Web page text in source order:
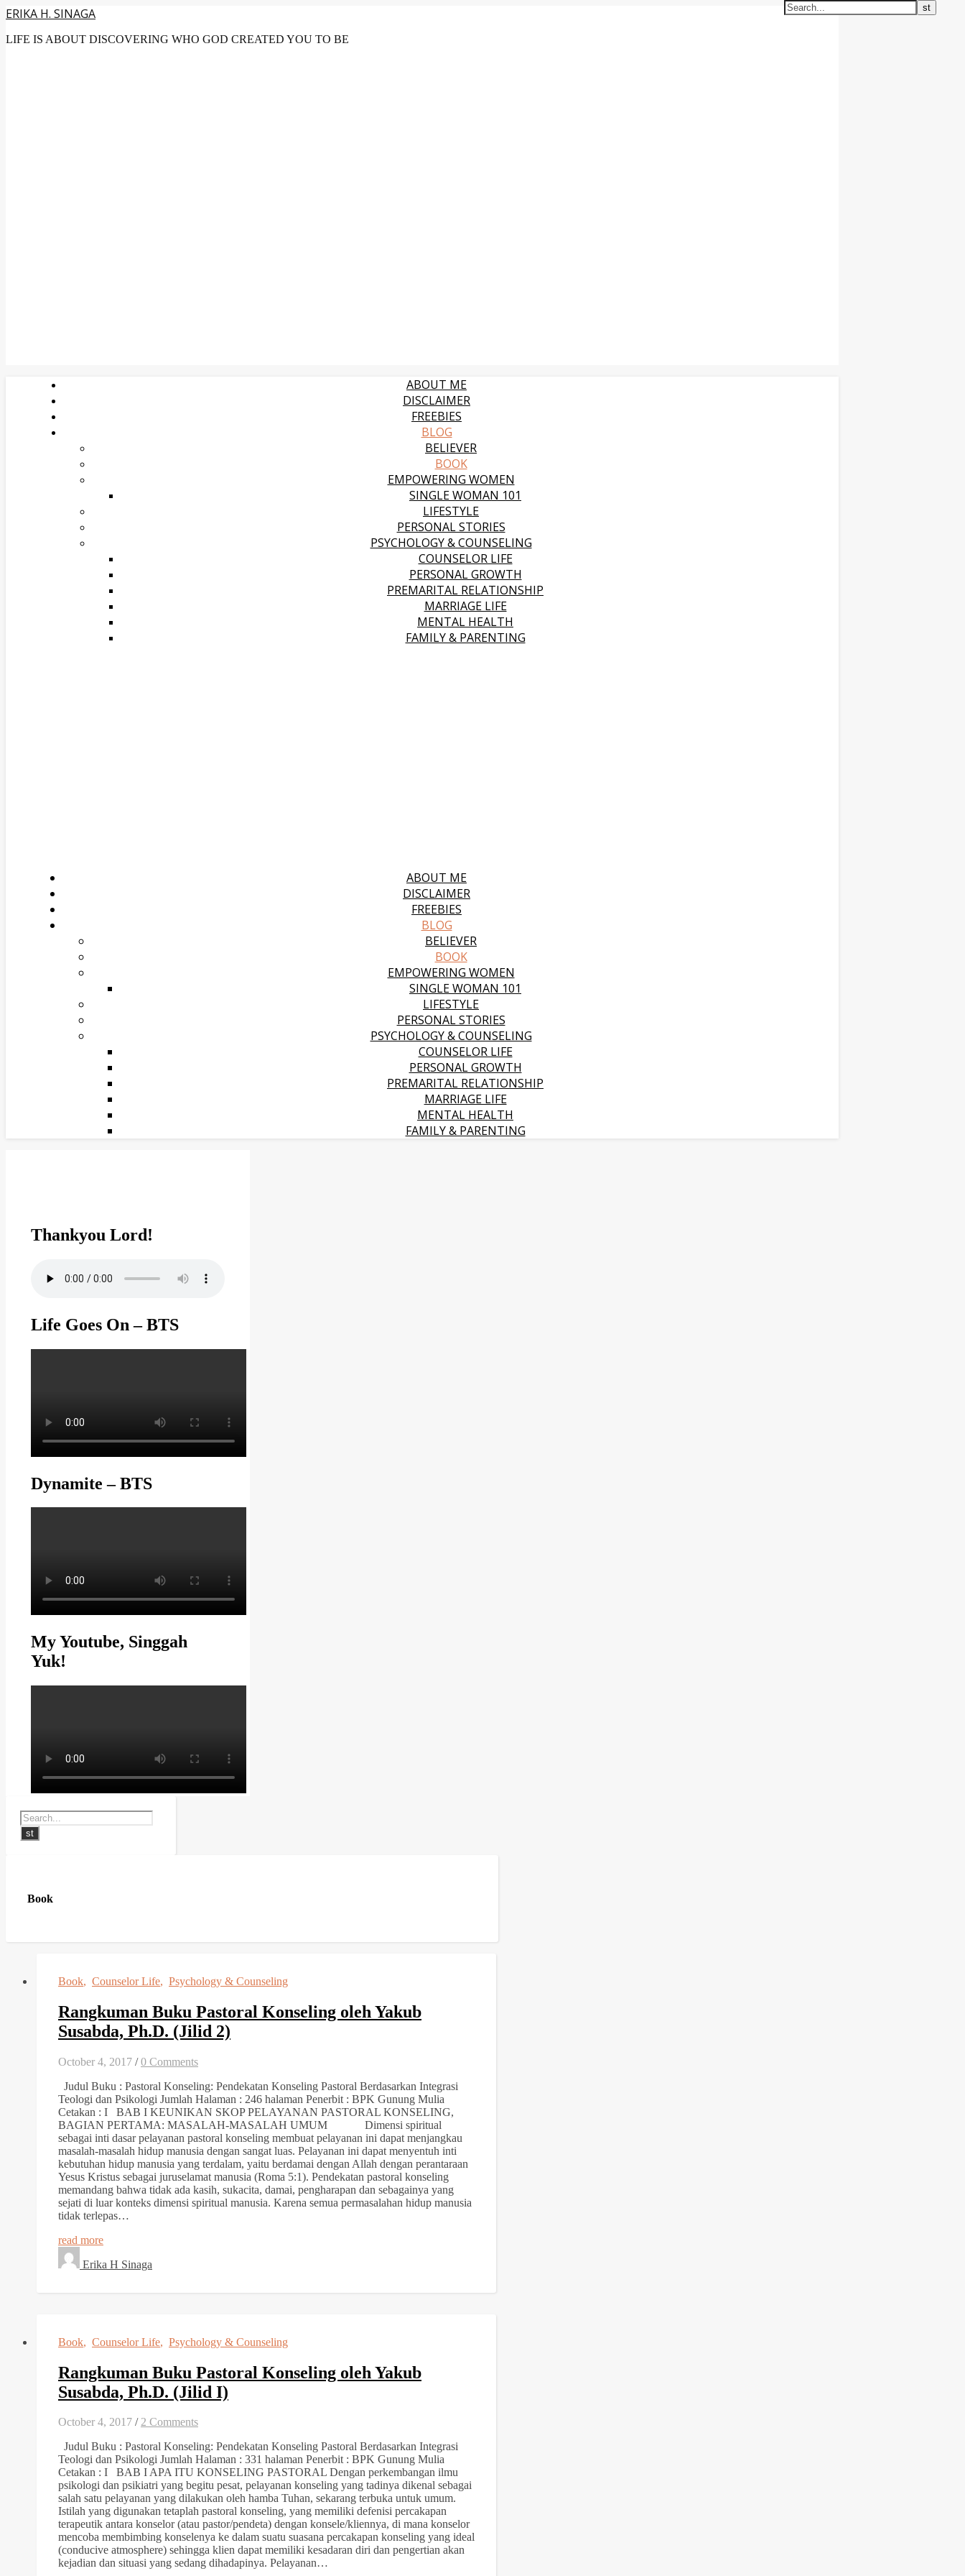
ERIKA H. SINAGA
LIFE IS ABOUT DISCOVERING WHO GOD CREATED YOU TO BE
ABOUT ME
DISCLAIMER
FREEBIES
BLOG
BELIEVER
BOOK
EMPOWERING WOMEN
SINGLE WOMAN 101
LIFESTYLE
PERSONAL STORIES
PSYCHOLOGY & COUNSELING
COUNSELOR LIFE
PERSONAL GROWTH
PREMARITAL RELATIONSHIP
MARRIAGE LIFE
MENTAL HEALTH
FAMILY & PARENTING
ABOUT ME
DISCLAIMER
FREEBIES
BLOG
BELIEVER
BOOK
EMPOWERING WOMEN
SINGLE WOMAN 101
LIFESTYLE
PERSONAL STORIES
PSYCHOLOGY & COUNSELING
COUNSELOR LIFE
PERSONAL GROWTH
PREMARITAL RELATIONSHIP
MARRIAGE LIFE
MENTAL HEALTH
FAMILY & PARENTING
Thankyou Lord!
Life Goes On – BTS
Dynamite – BTS
My Youtube, Singgah
Yuk!
Book
Book, Counselor Life, Psychology & Counseling
Rangkuman Buku Pastoral Konseling oleh Yakub
Susabda, Ph.D. (Jilid 2)
October 4, 2017 / 0 Comments
Judul Buku : Pastoral Konseling: Pendekatan Konseling Pastoral Berdasarkan Integrasi
Teologi dan Psikologi Jumlah Halaman : 246 halaman Penerbit : BPK Gunung Mulia
Cetakan : I BAB I KEUNIKAN SKOP PELAYANAN PASTORAL KONSELING,
BAGIAN PERTAMA: MASALAH-MASALAH UMUM Dimensi spiritual
sebagai inti dasar pelayanan pastoral konseling membuat pelayanan ini dapat menjangkau
masalah-masalah hidup manusia dengan sangat luas. Pelayanan ini dapat menyentuh inti
kebutuhan hidup manusia yang terdalam, yaitu berdamai dengan Allah dengan perantaraan
Yesus Kristus sebagai juruselamat manusia (Roma 5:1). Pendekatan pastoral konseling
memandang bahwa tidak ada kasih, sukacita, damai, pengharapan dan sebagainya yang
sejati di luar konteks dimensi spiritual manusia. Karena semua permasalahan hidup manusia
tidak terlepas…
read more
Erika H Sinaga
Book, Counselor Life, Psychology & Counseling
Rangkuman Buku Pastoral Konseling oleh Yakub
Susabda, Ph.D. (Jilid I)
October 4, 2017 / 2 Comments
Judul Buku : Pastoral Konseling: Pendekatan Konseling Pastoral Berdasarkan Integrasi
Teologi dan Psikologi Jumlah Halaman : 331 halaman Penerbit : BPK Gunung Mulia
Cetakan : I BAB I APA ITU KONSELING PASTORAL Dengan perkembangan ilmu
psikologi dan psikiatri yang begitu pesat, pelayanan konseling yang tadinya dikenal sebagai
salah satu pelayanan yang dilakukan oleh hamba Tuhan, sekarang terbuka untuk umum.
Istilah yang digunakan tetaplah pastoral konseling, yang memiliki defenisi percakapan
terapeutik antara konselor (atau pastor/pendeta) dengan konsele/kliennya, di mana konselor
mencoba membimbing konselenya ke dalam suatu suasana percakapan konseling yang ideal
(conducive atmosphere) sehingga klien dapat memiliki kesadaran diri dan pengertian akan
kejadian dan situasi yang sedang dihadapinya. Pelayanan…